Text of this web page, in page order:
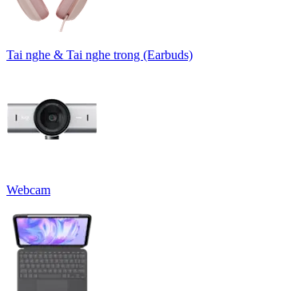
Tai nghe & Tai nghe trong (Earbuds)
Webcam